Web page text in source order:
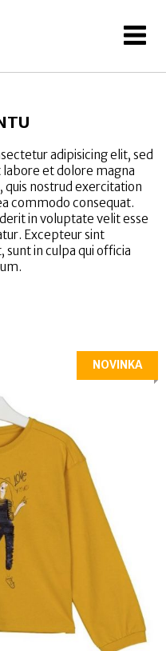
adipisicing elit, sed
et dolore magna
quis nostrud exercitation
commodo consequat.
in voluptate velit esse
Excepteur sint
in culpa qui officia
NOVINKA